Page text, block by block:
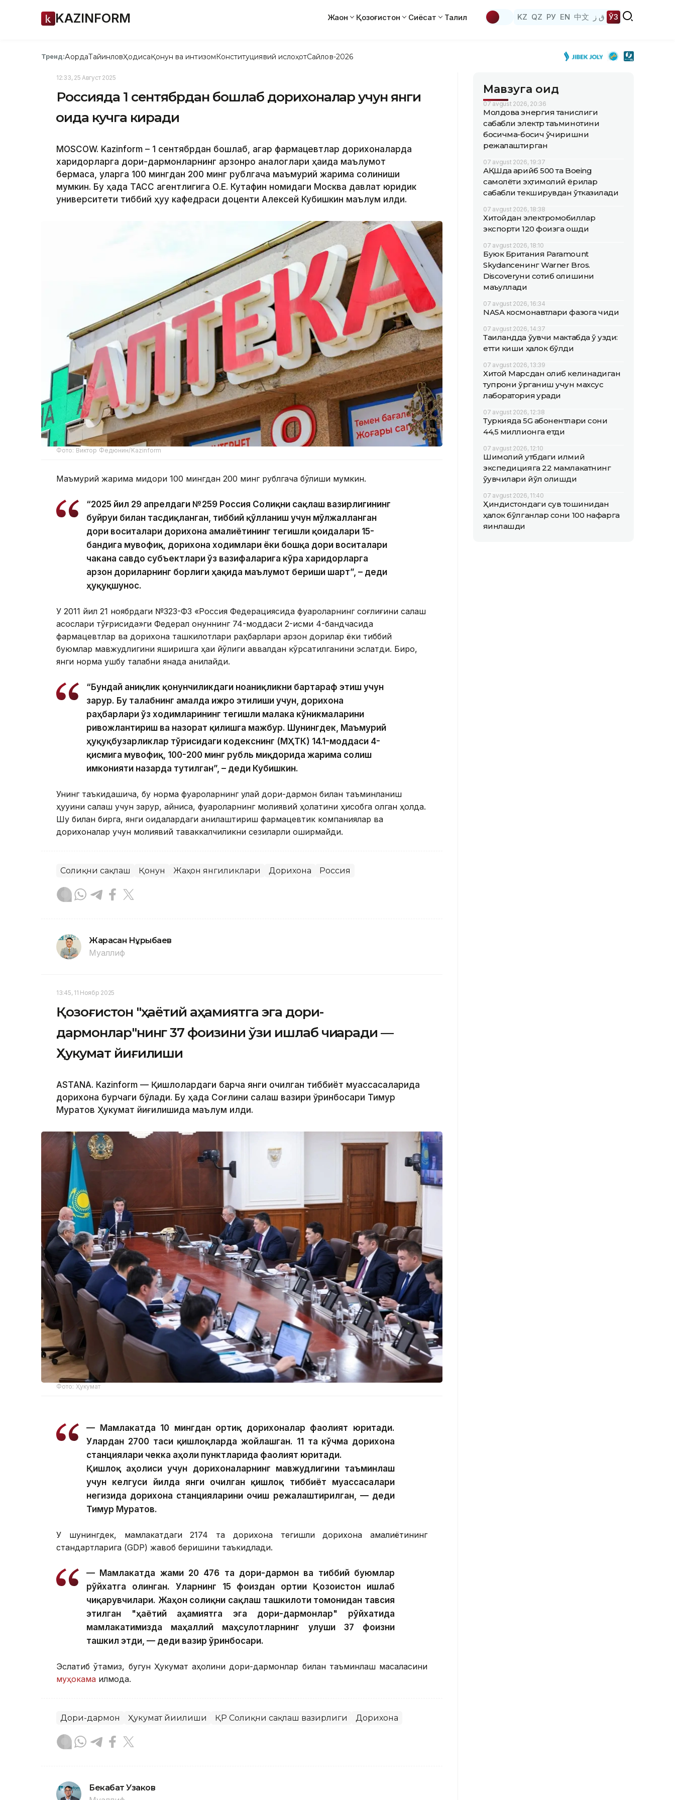
KAZINFORM Жаҳон Қозоғистон Сиёсат Таҳлил KZ QZ РУ EN 中文 ق ز ЎЗ
Тренд:АқордаТайинловҲодисаҚонун ва интизомКонституциявий ислоҳотСайлов-2026
12:33, 25 Август 2025
Россияда 1 сентябрдан бошлаб дорихоналар учун янги
қоида кучга киради
MOSCOW. Kazinform – 1 сентябрдан бошлаб, агар фармацевтлар дорихоналарда
харидорларга дори-дармонларнинг арзонроқ аналоглари ҳақида маълумот
бермаса, уларга 100 мингдан 200 минг рублгача маъмурий жарима солиниши
мумкин. Бу ҳақда ТАСС агентлигига О.Е. Кутафин номидаги Москва давлат юридик
университети тиббий ҳуқуқ кафедраси доценти Алексей Кубишкин маълум қилди.
Фото: Виктор Федюнин/Kazinform
Маъмурий жарима миқдори 100 мингдан 200 минг рублгача бўлиши мумкин.
“2025 йил 29 апрелдаги №259 Россия Соғлиқни сақлаш вазирлигининг
буйруғи билан тасдиқланган, тиббий қўлланиш учун мўлжалланган
дори воситалари дорихона амалиётининг тегишли қоидалари 15-
бандига мувофиқ, дорихона ходимлари ёки бошқа дори воситалари
чакана савдо субъектлари ўз вазифаларига кўра харидорларга
арзон дориларнинг борлиги ҳақида маълумот бериши шарт”, – деди
ҳуқуқшунос.
У 2011 йил 21 ноябрдаги №323-ФЗ «Россия Федерациясида фуқароларнинг соғлиғини сақлаш
асослари тўғрисида»ги Федерал қонуннинг 74-моддаси 2-қисми 4-бандчасида
фармацевтлар ва дорихона ташкилотлари раҳбарлари арзон дорилар ёки тиббий
буюмлар мавжудлигини яширишга ҳаққи йўқлиги аввалдан кўрсатилганини эслатди. Бироқ,
янги норма ушбу талабни янада аниқлайди.
“Бундай аниқлик қонунчиликдаги ноаниқликни бартараф этиш учун
зарур. Бу талабнинг амалда ижро этилиши учун, дорихона
раҳбарлари ўз ходимларининг тегишли малака кўникмаларини
ривожлантириш ва назорат қилишга мажбур. Шунингдек, Маъмурий
ҳуқуқбузарликлар тўғрисидаги кодекснинг (МҲТК) 14.1-моддаси 4-
қисмига мувофиқ, 100-200 минг рубль миқдорида жарима солиш
имконияти назарда тутилган”, – деди Кубишкин.
Унинг таъкидашича, бу норма фуқароларнинг қулай дори-дармон билан таъминланиш
ҳуқуқини сақлаш учун зарур, айниқса, фуқароларнинг молиявий ҳолатини ҳисобга олган ҳолда.
Шу билан бирга, янги қоидалардаги аниқлаштириш фармацевтик компаниялар ва
дорихоналар учун молиявий таваккалчиликни сезиларли оширмайди.
Соғлиқни сақлаш Қонун Жаҳон янгиликлари Дорихона Россия
Жарасқан Нұрыбаев
Муаллиф
13:45, 11 Ноябр 2025
Қозоғистон "ҳаётий аҳамиятга эга дори-
дармонлар"нинг 37 фоизини ўзи ишлаб чиқаради —
Ҳукумат йиғилиши
ASTANА. Кazinform — Қишлоқлардаги барча янги очилган тиббиёт муассасаларида
дорихона бурчаги бўлади. Бу ҳақда Соғлиқни сақлаш вазири ўринбосари Тимур
Муратов Ҳукумат йиғилишида маълум қилди.
Фото: Ҳукумат
— Мамлакатда 10 мингдан ортиқ дорихоналар фаолият юритади.
Улардан 2700 таси қишлоқларда жойлашган. 11 та кўчма дорихона
станциялари чекка аҳоли пунктларида фаолият юритади.
Қишлоқ аҳолиси учун дорихоналарнинг мавжудлигини таъминлаш
учун келгуси йилда янги очилган қишлоқ тиббиёт муассасалари
негизида дорихона станцияларини очиш режалаштирилган, — деди
Тимур Муратов.
У шунингдек, мамлакатдаги 2174 та дорихона тегишли дорихона амалиётининг
стандартларига (GDP) жавоб беришини таъкидлади.
— Мамлакатда жами 20 476 та дори-дармон ва тиббий буюмлар
рўйхатга олинган. Уларнинг 15 фоиздан ортиғи Қозоғистон ишлаб
чиқарувчилари. Жаҳон соғлиқни сақлаш ташкилоти томонидан тавсия
этилган "ҳаётий аҳамиятга эга дори-дармонлар" рўйхатида
мамлакатимизда маҳаллий маҳсулотларнинг улуши 37 фоизни
ташкил этди, — деди вазир ўринбосари.
Эслатиб ўтамиз, бугун Ҳукумат аҳолини дори-дармонлар билан таъминлаш масаласини
муҳокама қилмоқда.
Дори-дармон Ҳукумат йиғилиши ҚР Соғлиқни сақлаш вазирлиги Дорихона
Бекабат Узаков
Мавзуга оид
07 avgust 2026, 20:36
Молдова энергия танқислиги
сабабли электр таъминотини
босқичма-босқич ўчиришни
режалаштирган
07 avgust 2026, 19:37
АҚШда қарийб 500 та Boeing
самолёти эҳтимолий ёриқлар
сабабли текширувдан ўтказилади
07 avgust 2026, 18:38
Хитойдан электромобиллар
экспорти 120 фоизга ошди
07 avgust 2026, 18:10
Буюк Британия Paramount
Skydanceнинг Warner Bros.
Discoveryни сотиб олишини
маъқуллади
07 avgust 2026, 16:34
NASA космонавтлари фазога чиқди
07 avgust 2026, 14:37
Таиландда ўқувчи мактабда ўқ узди:
етти киши ҳалок бўлди
07 avgust 2026, 13:39
Хитой Марсдан олиб келинадиган
тупроқни ўрганиш учун махсус
лаборатория қуради
07 avgust 2026, 12:38
Туркияда 5G абонентлари сони
44,5 миллионга етди
07 avgust 2026, 12:10
Шимолий қутбдаги илмий
экспедицияга 22 мамлакатнинг
ўқувчилари йўл олишди
07 avgust 2026, 11:40
Ҳиндистондаги сув тошқинидан
ҳалок бўлганлар сони 100 нафарга
яқинлашди